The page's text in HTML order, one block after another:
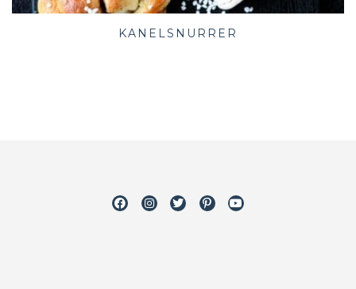
KANELSNURRER
FacebookInstagram
TwitterPinterestYoutube